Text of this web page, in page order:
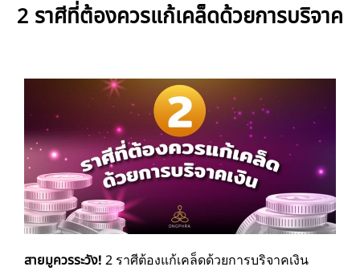
2 ราศีที่ต้องควรแก้เคล็ดด้วยการบริจาค
สายมูควรระวัง! 2 ราศีต้องแก้เคล็ดด้วยการบริจาคเงิน